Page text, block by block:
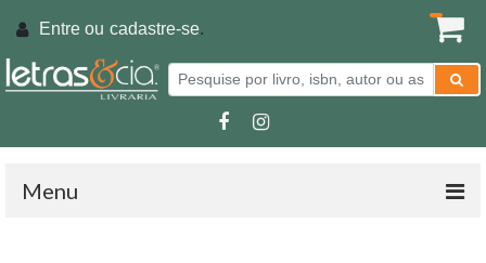
Entre ou cadastre-se.
Menu